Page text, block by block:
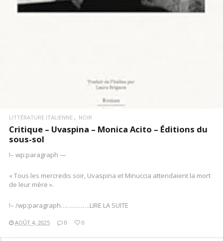
LITTÉRATURE ITALIENNE NOIR
Critique – Uvaspina – Monica Acito – Éditions du
sous-sol
!– wp:paragraph —
« Tous les mercredis soir, Uvaspina et Minuccia attendaient la mort
de leur mère ».
!– /wp:paragraph…………….LIRE LA SUITE
AOÛT 4, 2025 0 0